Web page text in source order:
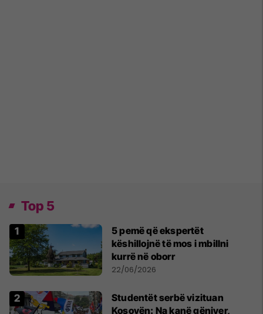
Top 5
5 pemë që ekspertët
këshillojnë të mos i mbillni
kurrë në oborr
22/06/2026
Studentët serbë vizituan
Kosovën: Na kanë gënjyer,